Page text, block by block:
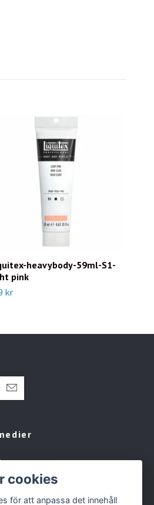
heavybody-59ml-S1-
pink
kr
cookies
för att anpassa det innehåll